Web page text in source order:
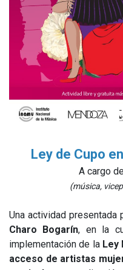
Ley de Cupo
A cargo
(música,
Una actividad presentada
Charo Bogarín, en la
implementación de la Ley
acceso de artistas